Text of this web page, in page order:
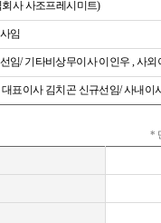
사 사조프레시미트)
임
임/ 기타비상무이사 이인우 , 사
표이사 김치곤 신규선임/ 사내이
*